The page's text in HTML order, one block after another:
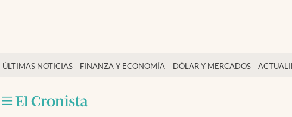
ÚLTIMAS NOTICIAS FINANZA Y ECONOMÍA DÓLAR Y MERCADOS
Salud y nutrición